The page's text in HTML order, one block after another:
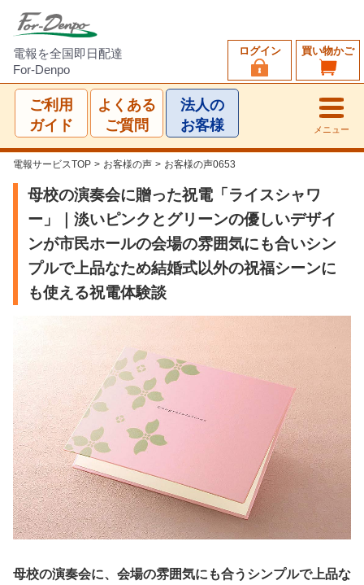
電報を全国即日配達
For-Denpo
買い物かご
ログイン
ご利用
ガイド
よくある
ご質問
法人の
お客様
メニュー
電報サービスTOP > お客様の声 > お客様の声0653
母校の演奏会に贈った祝電「ライスシャワ
ー」｜淡いピンクとグリーンの優しいデザイ
ンが市民ホールの会場の雰囲気にも合いシン
プルで上品なため結婚式以外の祝福シーンに
も使える祝電体験談
母校の演奏会に、会場の雰囲気にも合うシンプルで上品な